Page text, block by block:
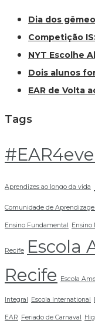
Dia dos
Competição
NYT Escolhe
Dois alunos
EAR de Volta
Tags
Aprendizes ao longo da vida
Comunidade de
Ensino Fundamental Ensino
Recife
Escola
Recife
Escola
Integral Escola International
EAR Feriado de Carnaval